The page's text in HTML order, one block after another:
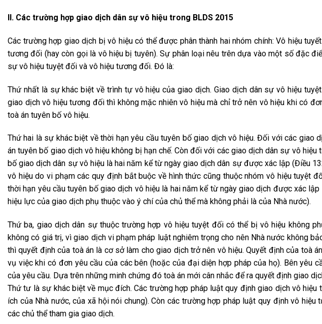
II. Các trường hợp giao dịch dân sự vô hiệu trong BLDS 2015
Các trường hợp giao dịch bị vô hiệu có thể được phân thành hai nhóm chính: Vô hiệu
tương đối (hay còn gọi là vô hiệu bị tuyên). Sự phân loại nêu trên dựa vào một số đặc
sự vô hiệu tuyệt đối và vô hiệu tương đối. Đó là:
Thứ nhất là sự khác biệt về trình tự vô hiệu của giao dịch. Giao dịch dân sự vô hiệu
giao dịch vô hiệu tương đối thì không mặc nhiên vô hiệu mà chỉ trở nên vô hiệu khi có
toà án tuyên bố vô hiệu.
Thứ hai là sự khác biệt về thời hạn yêu cầu tuyên bố giao dịch vô hiệu. Đối với các giao
án tuyên bố giao dịch vô hiệu không bị hạn chế. Còn đối với các giao dịch dân sự vô
bố giao dịch dân sự vô hiệu là hai năm kể từ ngày giao dịch dân sự được xác lập (Điều
vô hiệu do vi phạm các quy định bắt buộc về hình thức cũng thuộc nhóm vô hiệu tuyệt
thời hạn yêu cầu tuyên bố giao dịch vô hiệu là hai năm kể từ ngày giao dịch được xác
hiệu lực của giao dịch phụ thuộc vào ý chí của chủ thể mà không phải là của Nhà nước).
Thứ ba, giao dịch dân sự thuộc trường hợp vô hiệu tuyệt đối có thể bị vô hiệu không
không có giá trị, vì giao dịch vi phạm pháp luật nghiêm trọng cho nên Nhà nước không
thì quyết định của toà án là cơ sở làm cho giao dịch trở nên vô hiệu. Quyết định của toà
vụ việc khi có đơn yêu cầu của các bên (hoặc của đại diện hợp pháp của họ). Bên yêu
của yêu cầu. Dựa trên những minh chứng đó toà án mới cân nhắc để ra quyết định giao
Thứ tư là sự khác biệt về mục đích. Các trường hợp pháp luật quy định giao dịch vô
ích của Nhà nước, của xã hội nói chung). Còn các trường hợp pháp luật quy định vô
các chủ thể tham gia giao dịch.